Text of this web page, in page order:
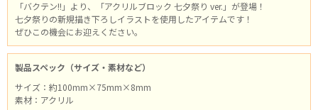
「バクテン!!」より、「アクリルブロック 七夕祭り ver.」が登場！
七夕祭りの新規描き下ろしイラストを使用したアイテムです！
ぜひこの機会にお迎えください。
製品スペック（サイズ・素材など）
サイズ：約100mm×75mm×8mm
素材：アクリル